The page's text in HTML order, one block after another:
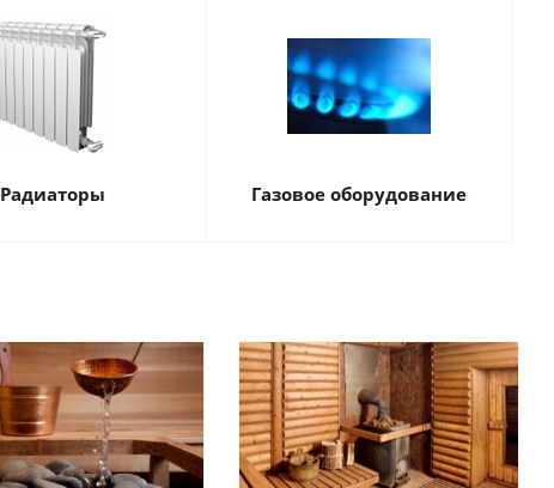
Радиаторы Газовое оборудование